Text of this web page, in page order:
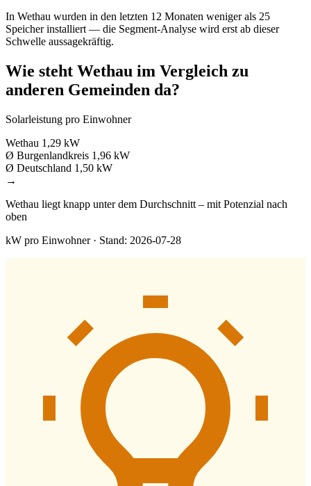
In Wethau wurden in den letzten 12 Monaten weniger als 25
Speicher installiert — die Segment-Analyse wird erst ab dieser
Schwelle aussagekräftig.
Wie steht Wethau im Vergleich zu
anderen Gemeinden da?
Solarleistung pro Einwohner
Wethau 1,29 kW
Ø Burgenlandkreis 1,96 kW
Ø Deutschland 1,50 kW
→
Wethau liegt knapp unter dem Durchschnitt – mit Potenzial nach
oben
kW pro Einwohner · Stand: 2026-07-28